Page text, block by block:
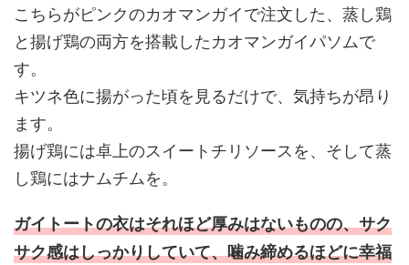
こちらがピンクのカオマンガイで注文した、蒸し鶏
と揚げ鶏の両方を搭載したカオマンガイパソムで
す。
キツネ色に揚がった頃を見るだけで、気持ちが昂り
ます。
揚げ鶏には卓上のスイートチリソースを、そして蒸
し鶏にはナムチムを。
ガイトートの衣はそれほど厚みはないものの、サク
サク感はしっかりしていて、噛み締めるほどに幸福